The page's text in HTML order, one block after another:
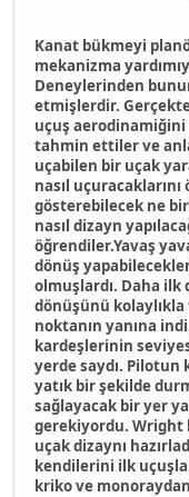
Kanat bükmeyi
mekanizma
Deneylerinden
etmişlerdir.
uçuş
tahmin ettiler ve
uçabilen bir uçak
nasıl
gösterebilecek ne
nasıl dizayn
öğrendiler.Yavaş
dönüş
olmuşlardı. Daha
dönüşünü
noktanın yanına
kardeşlerinin
yerde saydı. Pilotun
yatık bir şekilde
sağlayacak bir yer
gerekiyordu.
uçak dizaynı
kendilerini ilk
kriko ve